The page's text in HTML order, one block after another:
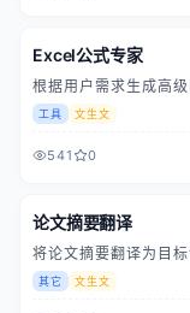
Excel公式专家
根据用户需求生成高
工具 文生文
541 0
论文摘要翻译
将论文摘要翻译为目
其它 文生文